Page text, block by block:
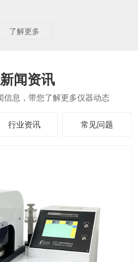
了解更多
新闻资讯
行业资讯 常见问题